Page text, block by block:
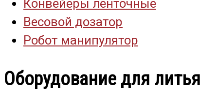
Конвейеры ленточные
Весовой дозатор
Робот манипулятор
Оборудование для литья